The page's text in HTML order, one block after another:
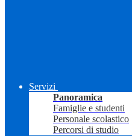
Servizi
Panoramica
Famiglie e studenti
Personale scolastico
Percorsi di studio